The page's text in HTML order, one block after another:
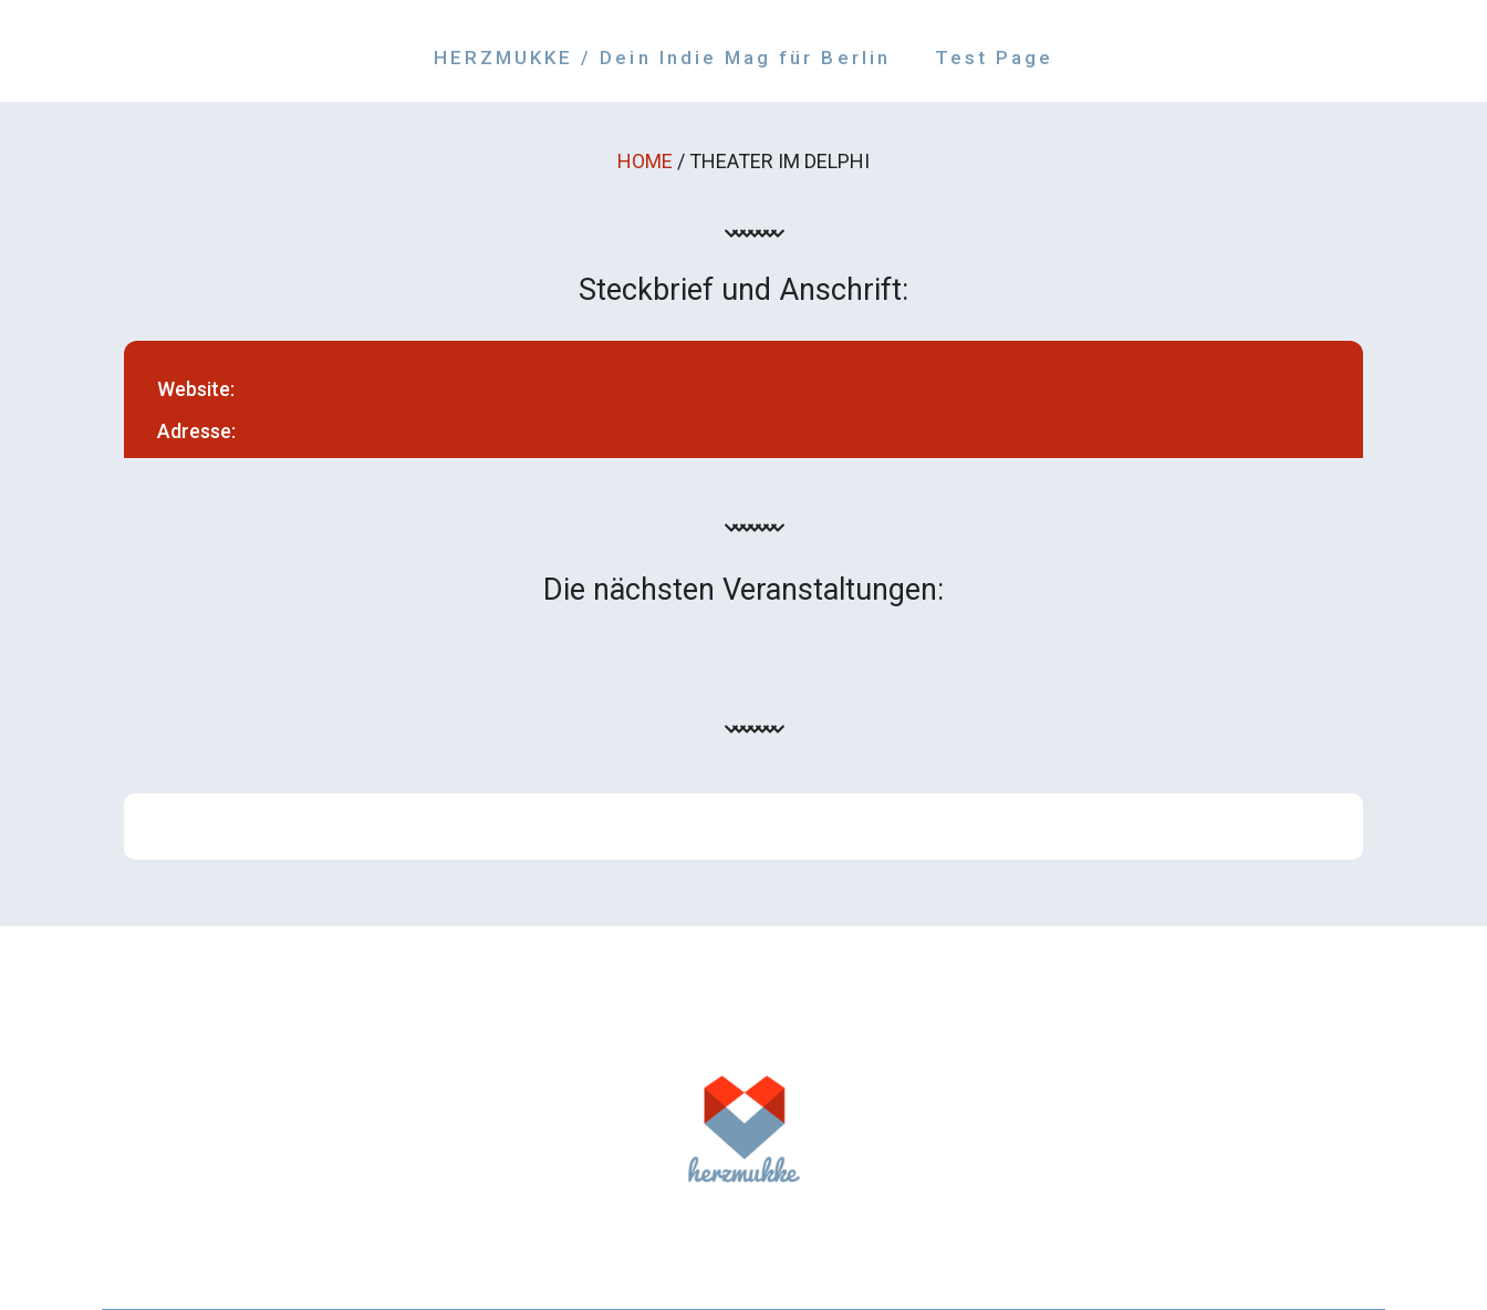
HERZMUKKE / Dein Indie Mag für Berlin Test Page
HOME /THEATER IM DELPHI
Steckbrief und Anschrift:
Website:
Adresse:
Die nächsten Veranstaltungen: